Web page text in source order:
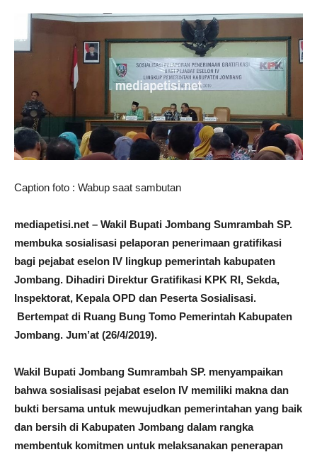
Caption foto : Wabup saat sambutan
mediapetisi.net – Wakil Bupati Jombang Sumrambah SP.
membuka sosialisasi pelaporan penerimaan gratifikasi
bagi pejabat eselon IV lingkup pemerintah kabupaten
Jombang. Dihadiri Direktur Gratifikasi KPK RI, Sekda,
Inspektorat, Kepala OPD dan Peserta Sosialisasi.
Bertempat di Ruang Bung Tomo Pemerintah Kabupaten
Jombang. Jum’at (26/4/2019).
Wakil Bupati Jombang Sumrambah SP. menyampaikan
bahwa sosialisasi pejabat eselon IV memiliki makna dan
bukti bersama untuk mewujudkan pemerintahan yang baik
dan bersih di Kabupaten Jombang dalam rangka
membentuk komitmen untuk melaksanakan penerapan